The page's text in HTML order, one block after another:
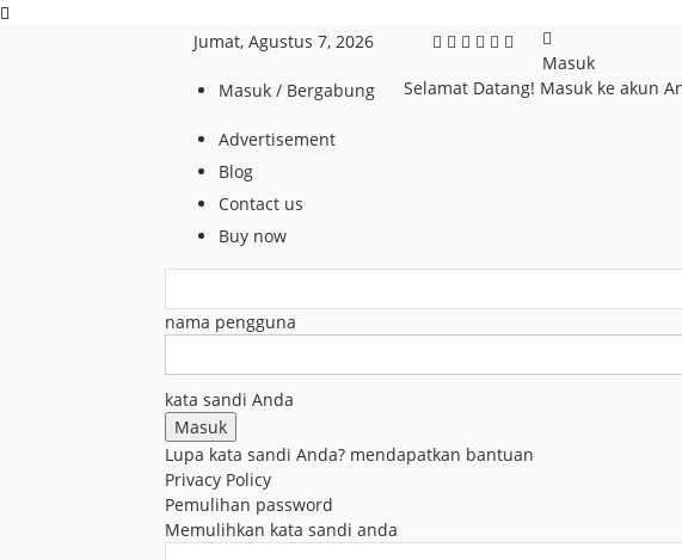
Jumat, Agustus 7, 2026
Masuk / Bergabung
Advertisement
Blog
Contact us
Buy now
Masuk
Selamat Datang! Masuk ke akun
nama pengguna
kata sandi Anda
Lupa kata sandi Anda? mendapatkan bantuan
Privacy Policy
Pemulihan password
Memulihkan kata sandi anda